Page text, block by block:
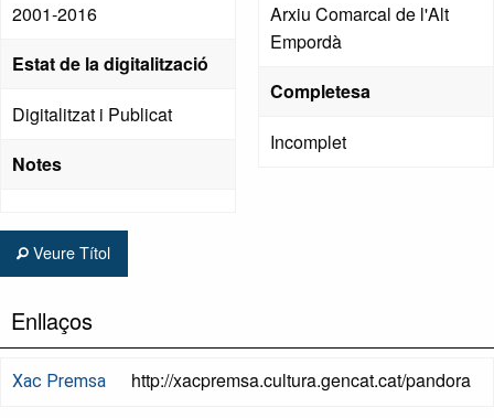
2001-2016
Estat de la digitalització
Digitalitzat i Publicat
Notes
Arxiu Comarcal de l'Alt
Empordà
Completesa
Incomplet
Veure Títol
Enllaços
Xac Premsa http://xacpremsa.cultura.gencat.cat/pandora